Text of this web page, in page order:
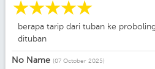
☆
☆
☆
☆
☆
berapa tarip dari tuban ke
dituban
No Name (07 October 2025)